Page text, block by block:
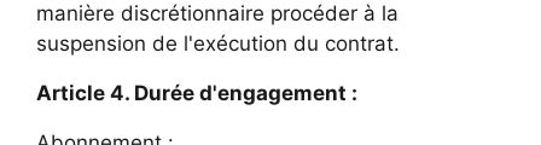
manière discrétionnaire procéder à la
suspension de l'exécution du contrat.
Article 4. Durée d'engagement :